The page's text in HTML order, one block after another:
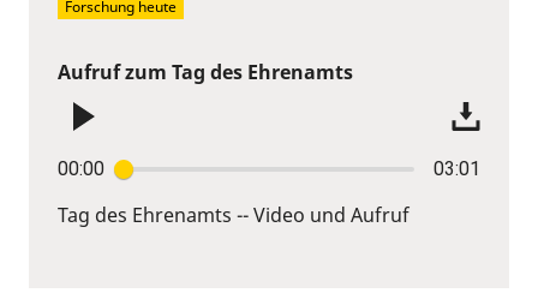
Aufruf zum Tag des Ehrenamts
00:00 03:01
Tag des Ehrenamts -- Video und Aufruf
Forschung heute